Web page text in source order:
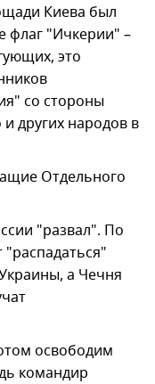
Киева был
флаг "Ичкерии" –
это
со стороны
других народов в
Отдельного
"развал". По
а Чечня
освободим
командир